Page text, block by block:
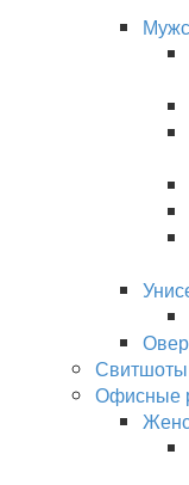
Свитшоты
Офисные